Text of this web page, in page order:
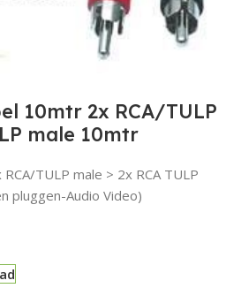
10mtr 2x RCA/TULP
male 10mtr
TULP male > 2x RCA TULP
pluggen-Audio Video)